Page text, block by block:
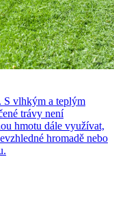
S vlhkým a teplým
trávy není
hmotu dále využívat,
hromadě nebo